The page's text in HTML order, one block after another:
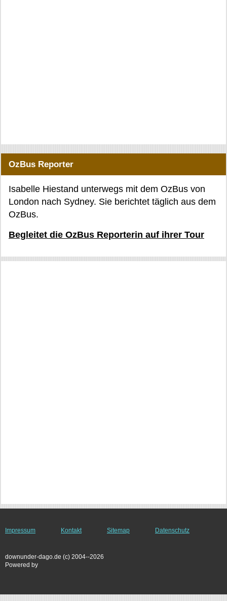
OzBus Reporter
Isabelle Hiestand unterwegs mit dem OzBus von
London nach Sydney. Sie berichtet täglich aus dem
OzBus.
Begleitet die OzBus Reporterin auf ihrer Tour
Impressum Kontakt Sitemap Datenschutz
downunder-dago.de (c) 2004--2026
Powered by